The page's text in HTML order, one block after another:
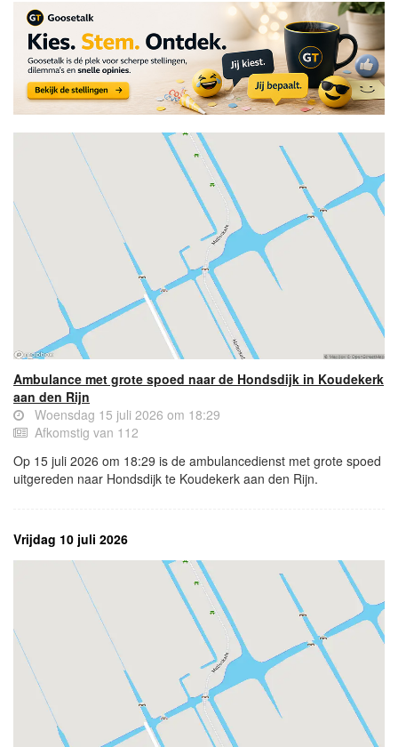
Ambulance met grote spoed naar de Hondsdijk in Koudekerk
aan den Rijn
Woensdag 15 juli 2026 om 18:29
Afkomstig van 112
Op 15 juli 2026 om 18:29 is de ambulancedienst met grote spoed
uitgereden naar Hondsdijk te Koudekerk aan den Rijn.
Vrijdag 10 juli 2026